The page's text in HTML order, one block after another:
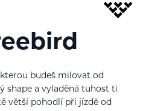
budeš milovat od
shape a vyladěná tuhost ti
větší pohodlí při jízdě od